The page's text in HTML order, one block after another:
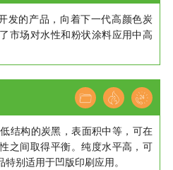
发的产品，向着下一代高颜色炭
市场对水性和粉状涂料应用中高
结构的炭黑，表面积中等，可在
之间取得平衡。纯度水平高，可
别适用于凹版印刷应用。